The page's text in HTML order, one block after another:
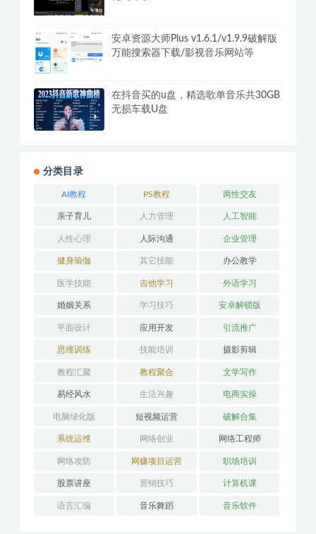
安卓资源大师Plus v1.6.1/v1.9.9破解版
万能搜索器下载/影视音乐网站等
在抖音买的u盘，精选歌单音乐共30GB
无损车载U盘
分类目录
AI教程 PS教程 两性交友
亲子育儿 人力管理 人工智能
人性心理 人际沟通 企业管理
健身瑜伽 其它技能 办公教学
医学技能 吉他学习 外语学习
婚姻关系 学习技巧 安卓解锁版
平面设计 应用开发 引流推广
思维训练 技能培训 摄影剪辑
教程汇聚 教程聚合 文学写作
易经风水 生活兴趣 电商实操
电脑绿化版 短视频运营 破解合集
系统运维 网络创业 网络工程师
网络攻防 网赚项目运营 职场培训
股票讲座 营销技巧 计算机课
语言汇编 音乐舞蹈 音乐软件